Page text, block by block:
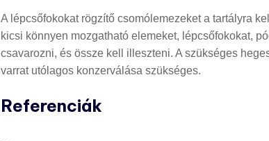
A lépcsőfokokat rögzítő csomólemezeket a tartályra
kicsi könnyen mozgatható elemeket, lépcsőfokokat,
csavarozni, és össze kell illeszteni. A szükséges
varrat utólagos konzerválása szükséges.
Referenciák